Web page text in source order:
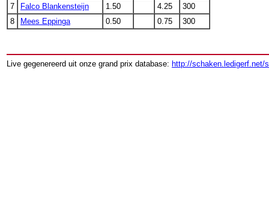
7
Falco Blankensteijn 1.50 4.25
300
8
Mees Eppinga 0.50 0.75 300
Live gegenereerd uit onze grand prix database: http://schaken.ledigerf.net/